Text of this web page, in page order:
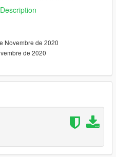
of folder in the following
renault-zoe-police-
Novembre de 2020
de 2020